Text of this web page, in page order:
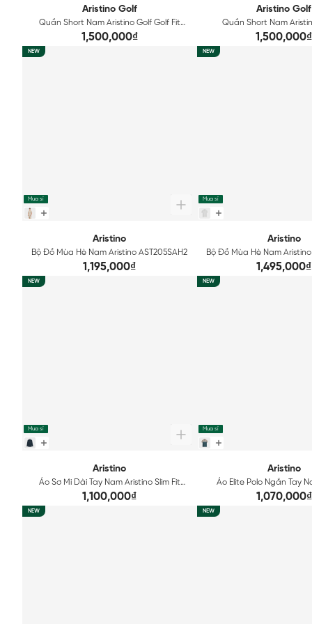
Aristino Golf
Quần Short Nam Aristino Golf Golf Fit
ASOG02AAH2
1,500,000₫
Aristino Golf
Quần Short Nam
ASOG01AAH2
1,500,000₫
NEW
Mua sỉ
Aristino
Bộ Đồ Mùa Hè Nam Aristino AST205SAH2
1,195,000₫
NEW
Mua sỉ
Aristino
Bộ Đồ Mùa Hè Nam Aristino
1,495,000₫
NEW
Mua sỉ
Aristino
Áo Sơ Mi Dài Tay Nam Aristino Slim Fit
ALS425S0H2
1,100,000₫
NEW
Mua sỉ
Aristino
Áo Elite Polo Ngắn Tay
Regular Fit
1,070,000₫
NEW NEW